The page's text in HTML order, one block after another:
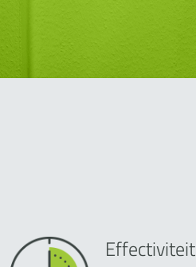
Effectiviteit